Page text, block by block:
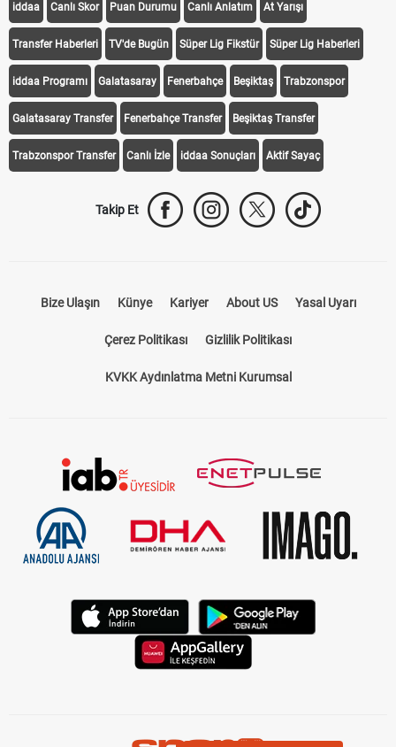
iddaa Canlı Skor Puan Durumu Canlı Anlatım At Yarışı
Transfer Haberleri TV'de Bugün Süper Lig Fikstür Süper Lig Haberleri
iddaa Programı Galatasaray Fenerbahçe Beşiktaş Trabzonspor
Galatasaray Transfer Fenerbahçe Transfer Beşiktaş Transfer
Trabzonspor Transfer Canlı İzle iddaa Sonuçları Aktif Sayaç
Takip Et
Bize Ulaşın Künye Kariyer About US Yasal Uyarı
Çerez Politikası Gizlilik Politikası
KVKK Aydınlatma Metni Kurumsal